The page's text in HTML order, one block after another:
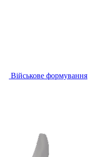
Військове формування